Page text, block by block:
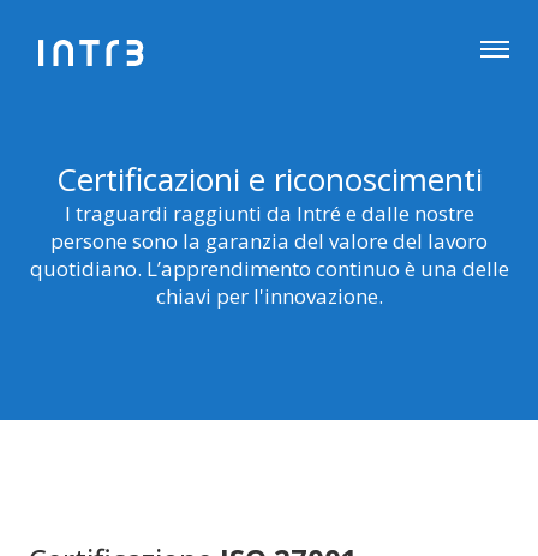
Certificazioni e riconoscimenti
I traguardi raggiunti da Intré e dalle nostre
persone sono la garanzia del valore del lavoro
quotidiano. L’apprendimento continuo è una delle
chiavi per l'innovazione.